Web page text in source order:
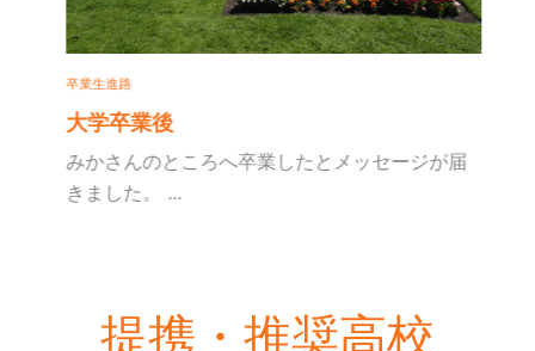
卒業生進路
大学卒業後
みかさんのところへ卒業したとメッセージが届
きました。 ...
提携・推奨高校